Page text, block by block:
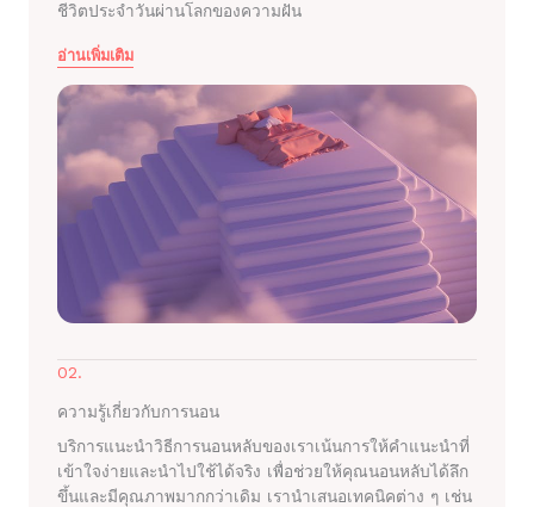
ชีวิตประจำวันผ่านโลกของความฝัน
อ่านเพิ่มเติม
02.
ความรู้เกี่ยวกับการนอน
บริการแนะนำวิธีการนอนหลับของเราเน้นการให้คำแนะนำที่
เข้าใจง่ายและนำไปใช้ได้จริง เพื่อช่วยให้คุณนอนหลับได้ลึก
ขึ้นและมีคุณภาพมากกว่าเดิม เรานำเสนอเทคนิคต่าง ๆ เช่น